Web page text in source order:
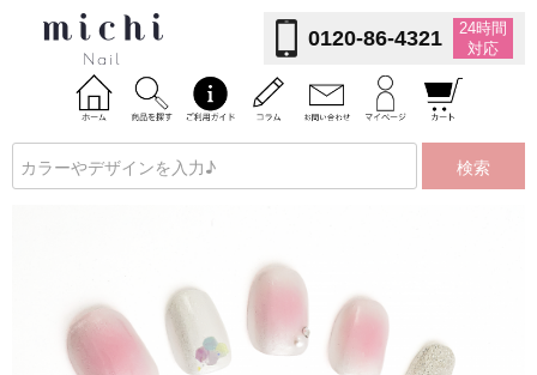
0120-86-4321
24時間
対応
検索